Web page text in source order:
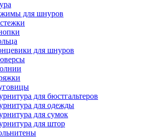
для шнуров
для шнуров
для бюстгальтеров
для одежды
для сумок
для штор